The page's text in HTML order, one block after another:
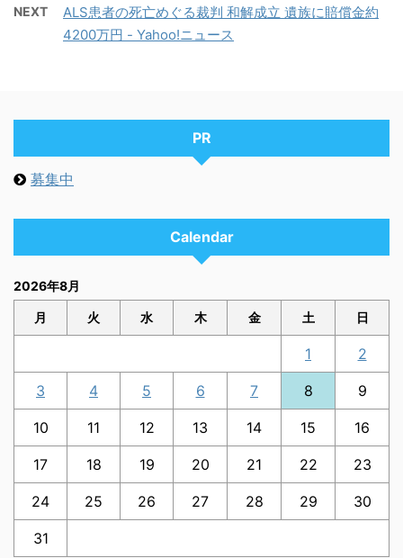
NEXT
ALS患者の死亡めぐる裁判 和解成立 遺族に賠償金約
4200万円 - Yahoo!ニュース
PR
募集中
Calendar
2026年8月
月 火 水 木 金 土 日
1 2
3 4 5 6 7 8 9
10 11 12 13 14 15 16
17 18 19 20 21 22 23
24 25 26 27 28 29 30
31